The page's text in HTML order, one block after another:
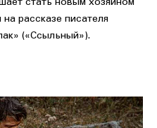
стать новым хозяином
рассказе писателя
(«Ссыльный»).